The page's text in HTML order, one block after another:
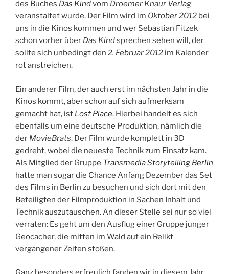
des Buches Das Kindvom Droemer Knaur Verlag
veranstaltet wurde. Der Film wird im Oktober 2012 bei
uns in die Kinos kommen und wer Sebastian Fitzek
schon vorher über Das Kindsprechen sehen will, der
sollte sich unbedingt den 2. Februar 2012 im Kalender
rot anstreichen.
Ein anderer Film, der auch erst im nächsten Jahr in die
Kinos kommt, aber schon auf sich aufmerksam
gemacht hat, ist Lost Place. Hierbei handelt es sich
ebenfalls um eine deutsche Produktion, nämlich die
der MovieBrats. Der Film wurde komplett in 3D
gedreht, wobei die neueste Technik zum Einsatz kam.
Als Mitglied der Gruppe Transmedia Storytelling Berlin
hatte man sogar die Chance Anfang Dezember das Set
des Films in Berlin zu besuchen und sich dort mit den
Beteiligten der Filmproduktion in Sachen Inhalt und
Technik auszutauschen. An dieser Stelle sei nur so viel
verraten: Es geht um den Ausflug einer Gruppe junger
Geocacher, die mitten im Wald auf ein Relikt
vergangener Zeiten stoßen.